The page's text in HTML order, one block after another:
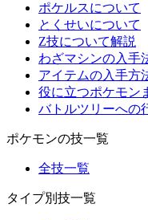
ポケルスについて
とくせいについて
Z技について解説
わざマシンの入手
アイテムの入手方
役に立つポケモン
バトルツリーへの
ポケモンの技一覧
全技一覧
タイプ別技一覧